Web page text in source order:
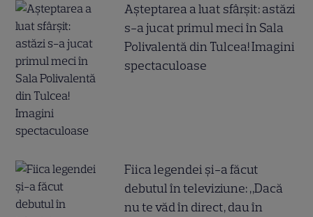
Așteptarea a luat sfârșit: astăzi
s-a jucat primul meci în Sala
Polivalentă din Tulcea! Imagini
spectaculoase
Fiica legendei și-a făcut
debutul în televiziune: „Dacă
nu te văd în direct, dau în